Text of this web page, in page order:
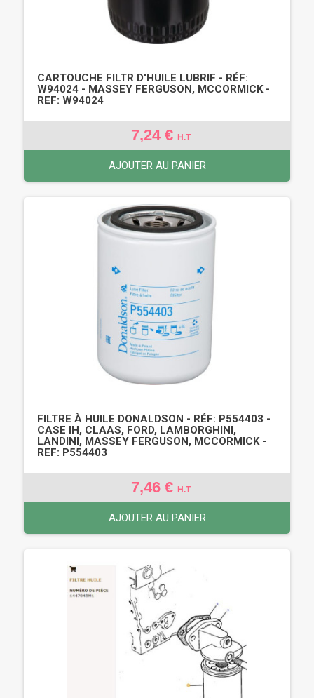
CARTOUCHE FILTR D'HUILE LUBRIF - RÉF:
W94024 - MASSEY FERGUSON, MCCORMICK -
REF: W94024
7,24 € H.T
AJOUTER AU PANIER
FILTRE À HUILE DONALDSON - RÉF: P554403 -
CASE IH, CLAAS, FORD, LAMBORGHINI,
LANDINI, MASSEY FERGUSON, MCCORMICK -
REF: P554403
7,46 € H.T
AJOUTER AU PANIER